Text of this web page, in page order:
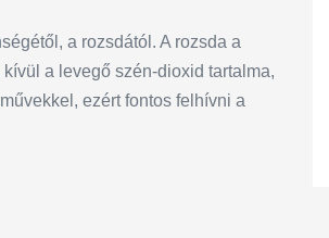
a rozsdától. A rozsda a
a levegő szén-dioxid tartalma,
ezért fontos felhívni a